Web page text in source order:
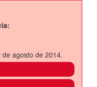
agosto de 2014.